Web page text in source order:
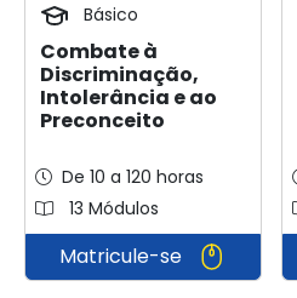
Básico
Combate à
Discriminação,
Intolerância e ao
Preconceito
De 10 a 120 horas
13 Módulos
Matricule-se